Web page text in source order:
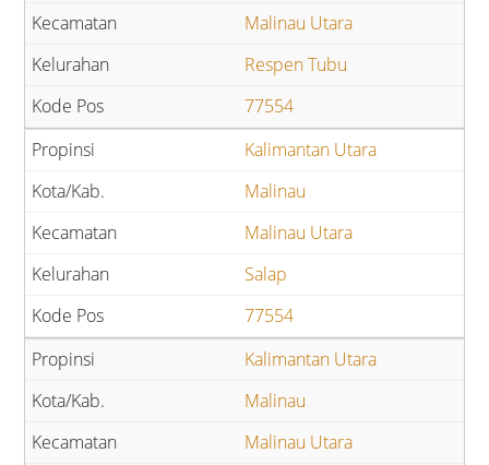
Malinau Utara
Respen Tubu
77554
Kalimantan Utara
Malinau
Malinau Utara
Salap
77554
Kalimantan Utara
Malinau
Malinau Utara